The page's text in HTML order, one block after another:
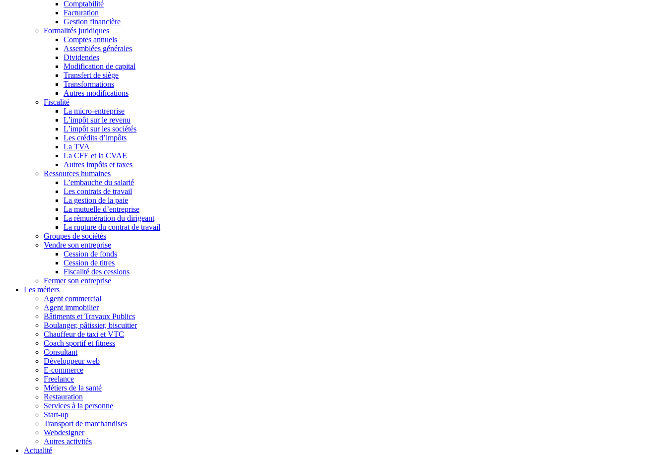
Comptabilité
Facturation
Gestion financière
Formalités juridiques
Comptes annuels
Assemblées générales
Dividendes
Modification de capital
Transfert de siège
Transformations
Autres modifications
Fiscalité
La micro-entreprise
L’impôt sur le revenu
L’impôt sur les sociétés
Les crédits d’impôts
La TVA
La CFE et la CVAE
Autres impôts et taxes
Ressources humaines
L’embauche du salarié
Les contrats de travail
La gestion de la paie
La mutuelle d’entreprise
La rémunération du dirigeant
La rupture du contrat de travail
Groupes de sociétés
Vendre son entreprise
Cession de fonds
Cession de titres
Fiscalité des cessions
Fermer son entreprise
Les métiers
Agent commercial
Agent immobilier
Bâtiments et Travaux Publics
Boulanger, pâtissier, biscuitier
Chauffeur de taxi et VTC
Coach sportif et fitness
Consultant
Développeur web
E-commerce
Freelance
Métiers de la santé
Restauration
Services à la personne
Start-up
Transport de marchandises
Webdesigner
Autres activités
Actualité